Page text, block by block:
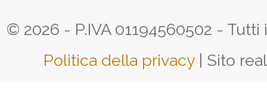
© 2026 - P.IVA 01194560502 -
Politica della privacy | Sito